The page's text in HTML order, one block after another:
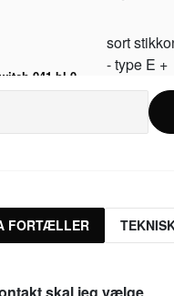
sort
- type E +
universal
regulator
switch.041.bl.001.004-b.F
sort
FORTÆLLER